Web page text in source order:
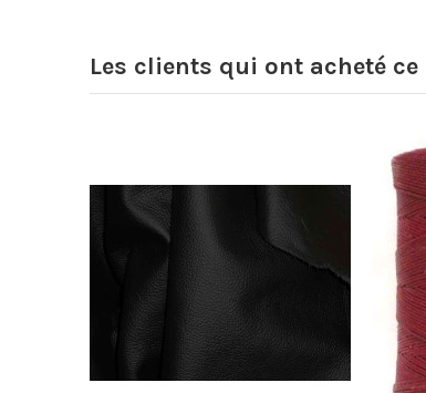
Les clients qui ont acheté